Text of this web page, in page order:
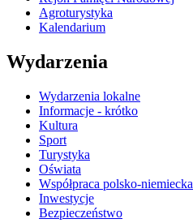
Agroturystyka
Kalendarium
Wydarzenia
Wydarzenia lokalne
Informacje - krótko
Kultura
Sport
Turystyka
Oświata
Współpraca polsko-niemiecka
Inwestycje
Bezpieczeństwo